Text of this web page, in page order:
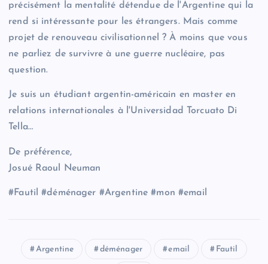
précisément la mentalité détendue de l'Argentine qui la
rend si intéressante pour les étrangers. Mais comme
projet de renouveau civilisationnel ? À moins que vous
ne parliez de survivre à une guerre nucléaire, pas
question.
Je suis un étudiant argentin-américain en master en
relations internationales à l'Universidad Torcuato Di
Tella…
De préférence,
Josué Raoul Neuman
#Fautil #déménager #Argentine #mon #email
Argentine déménager email Fautil